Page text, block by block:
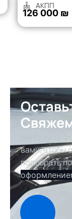
АКПП
126 000 ₪
Заполните
вами, чтобы
подобрать